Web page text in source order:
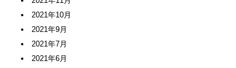
2021年10月
2021年9月
2021年7月
2021年6月